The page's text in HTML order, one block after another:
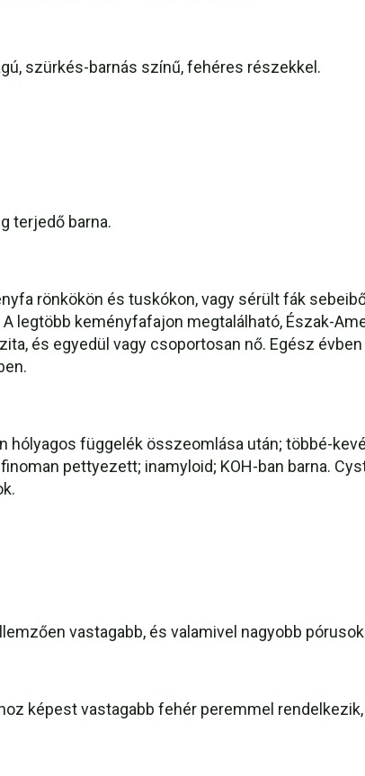
szürkés-barnás színű, fehéres részekkel.
terjedő barna.
rönkökön és tuskókon, vagy sérült fák
legtöbb keményfafajon megtalálható, Észak-
és egyedül vagy csoportosan nő. Egész
hólyagos függelék összeomlása után; többé-
pettyezett; inamyloid; KOH-ban barna.
vastagabb, és valamivel nagyobb
képest vastagabb fehér peremmel